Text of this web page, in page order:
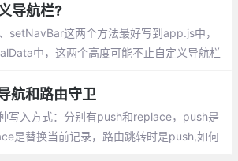
导航栏?
setNavBar这两个方法最好写到app.js中，
中，这两个高度可能不止自定义导航栏
航和路由守卫
写入方式：分别有push和replace，push是
是替换当前记录，路由跳转时是push,如何